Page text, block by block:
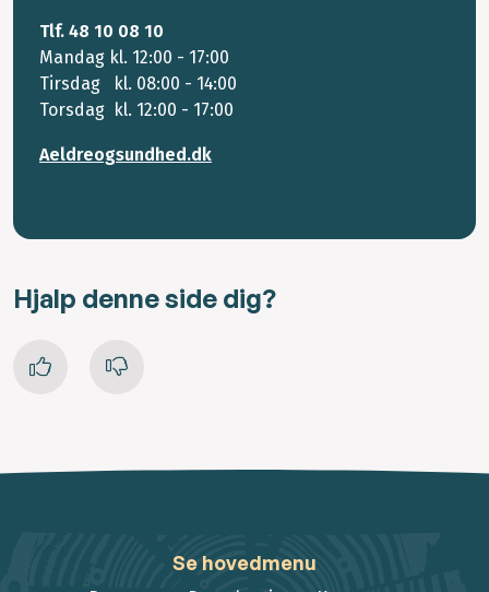
Tlf. 48 10 08 10
Mandag kl. 12:00 - 17:00
Tirsdag kl. 08:00 - 14:00
Torsdag kl. 12:00 - 17:00
Aeldreogsundhed.dk
Hjalp denne side dig?
Se hovedmenu